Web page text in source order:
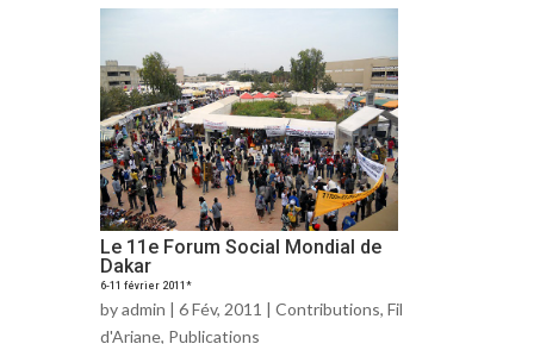
Le 11e Forum Social Mondial de
Dakar
6-11 février 2011*
byadmin | 6 Fév, 2011 | Contributions, Fil
d'Ariane, Publications